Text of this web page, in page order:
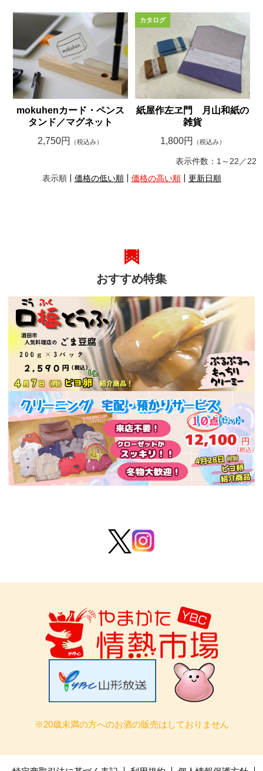
mokuhenカード・ペンス
タンド／マグネット
2,750円
（税込み）
紙屋作左ヱ門 月山和紙の
雑貨
1,800円
（税込み）
表示件数： 1～22 ／22
表示順
価格の低い順 価格の高い順 更新日順
おすすめ特集
※20歳未満の方へのお酒の販売はしておりません